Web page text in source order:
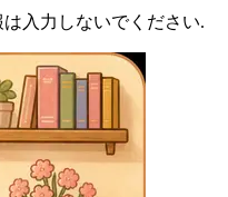
入力しないでください.